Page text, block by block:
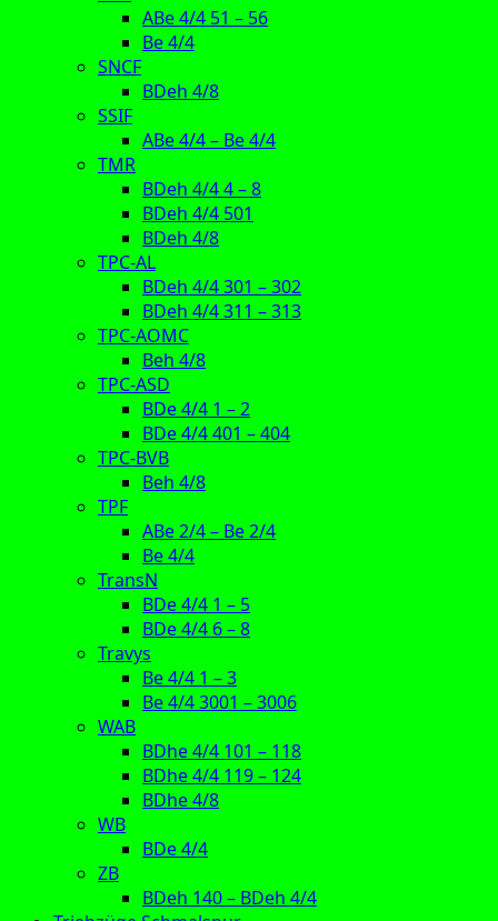
ABe 4/4 51 – 56
Be 4/4
SNCF
BDeh 4/8
SSIF
ABe 4/4 – Be 4/4
TMR
BDeh 4/4 4 – 8
BDeh 4/4 501
BDeh 4/8
TPC-AL
BDeh 4/4 301 – 302
BDeh 4/4 311 – 313
TPC-AOMC
Beh 4/8
TPC-ASD
BDe 4/4 1 – 2
BDe 4/4 401 – 404
TPC-BVB
Beh 4/8
TPF
ABe 2/4 – Be 2/4
Be 4/4
TransN
BDe 4/4 1 – 5
BDe 4/4 6 – 8
Travys
Be 4/4 1 – 3
Be 4/4 3001 – 3006
WAB
BDhe 4/4 101 – 118
BDhe 4/4 119 – 124
BDhe 4/8
WB
BDe 4/4
ZB
BDeh 140 – BDeh 4/4